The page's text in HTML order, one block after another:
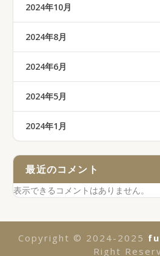
2024年10月
2024年8月
2024年6月
2024年5月
2024年1月
最近のコメント
表示できるコメントはありません。
Copyright © 2024-2025
Right